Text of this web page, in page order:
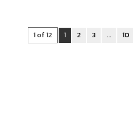
1 of 12 1 2 3 ... 10